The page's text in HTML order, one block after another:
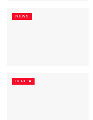
NEWS
BERITA